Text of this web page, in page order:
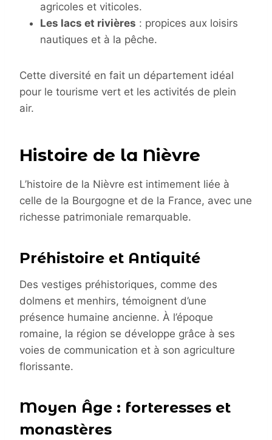
agricoles et viticoles.
Les lacs et rivières : propices aux loisirs
nautiques et à la pêche.
Cette diversité en fait un département idéal
pour le tourisme vert et les activités de plein
air.
Histoire de la Nièvre
L’histoire de la Nièvre est intimement liée à
celle de la Bourgogne et de la France, avec une
richesse patrimoniale remarquable.
Préhistoire et Antiquité
Des vestiges préhistoriques, comme des
dolmens et menhirs, témoignent d’une
présence humaine ancienne. À l’époque
romaine, la région se développe grâce à ses
voies de communication et à son agriculture
florissante.
Moyen Âge : forteresses et
monastères